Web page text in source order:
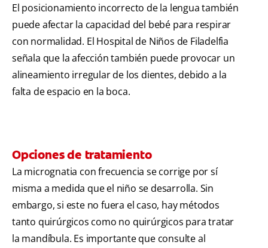
El posicionamiento incorrecto de la lengua también
puede afectar la capacidad del bebé para respirar
con normalidad. El Hospital de Niños de Filadelfia
señala que la afección también puede provocar un
alineamiento irregular de los dientes, debido a la
falta de espacio en la boca.
Opciones de tratamiento
La micrognatia con frecuencia se corrige por sí
misma a medida que el niño se desarrolla. Sin
embargo, si este no fuera el caso, hay métodos
tanto quirúrgicos como no quirúrgicos para tratar
la mandíbula. Es importante que consulte al